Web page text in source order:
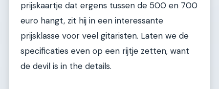
prijskaartje dat ergens tussen de 500 en 700
euro hangt, zit hij in een interessante
prijsklasse voor veel gitaristen. Laten we de
specificaties even op een rijtje zetten, want
de devil is in the details.